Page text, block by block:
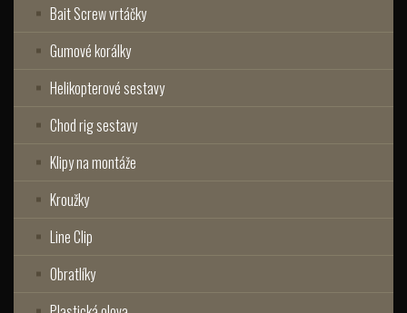
Bait Screw vrtáčky
Gumové korálky
Helikopterové sestavy
Chod rig sestavy
Klipy na montáže
Kroužky
Line Clip
Obratlíky